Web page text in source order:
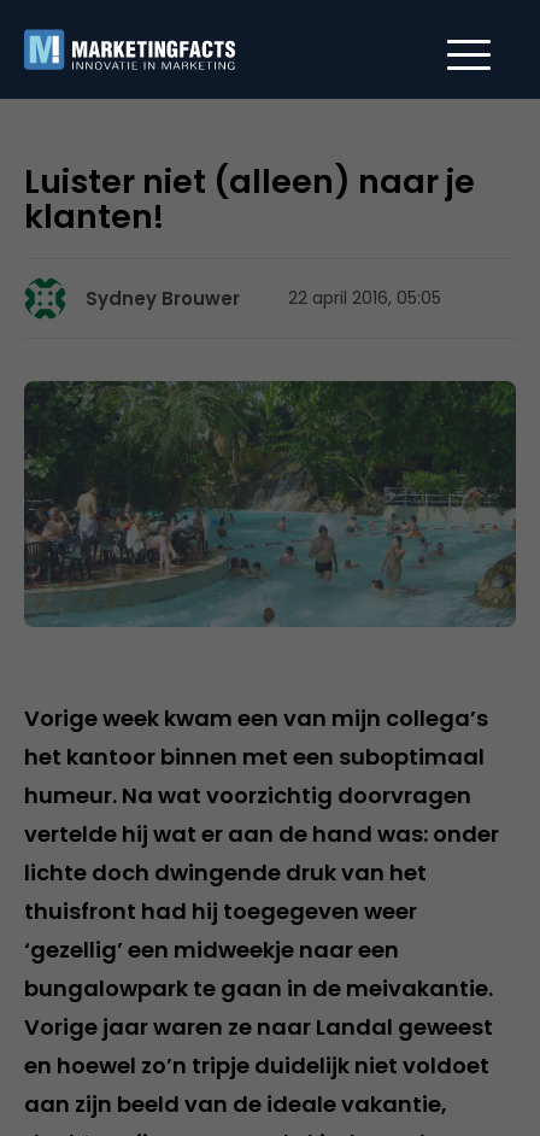
Luister niet (alleen) naar je
klanten!
Sydney Brouwer 22 april 2016, 05:05
Vorige week kwam een van mijn collega’s
het kantoor binnen met een suboptimaal
humeur. Na wat voorzichtig doorvragen
vertelde hij wat er aan de hand was: onder
lichte doch dwingende druk van het
thuisfront had hij toegegeven weer
‘gezellig’ een midweekje naar een
bungalowpark te gaan in de meivakantie.
Vorige jaar waren ze naar Landal geweest
en hoewel zo’n tripje duidelijk niet voldoet
aan zijn beeld van de ideale vakantie,